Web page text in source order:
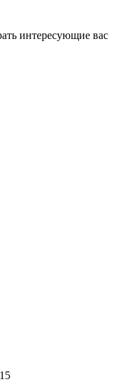
интересующие вас